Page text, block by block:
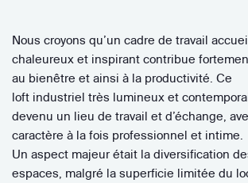
Nous croyons qu’un cadre de travail
chaleureux et inspirant contribue
au bienêtre et ainsi à la productivité. Ce
loft industriel très lumineux et
devenu un lieu de travail et d’échange,
caractère à la fois professionnel et intime.
Un aspect majeur était la diversification
espaces, malgré la superficie limitée du